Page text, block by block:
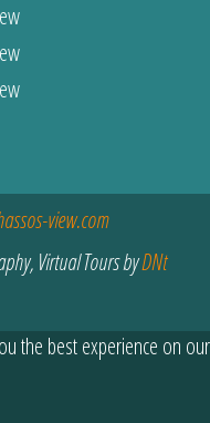
view.com
Virtual Tours byDNt
the best experience on our